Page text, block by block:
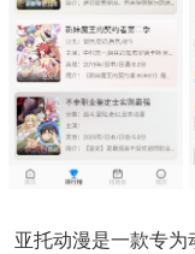
亚托动漫是一款专为